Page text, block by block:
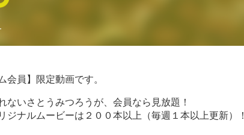
会員】限定動画です。
ないさとうみつろうが、会員なら見放題！
ジナルムービーは２００本以上（毎週１本以上更新）！